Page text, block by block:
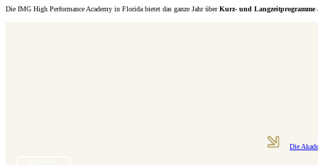
Die IMG High Performance Academy in Florida bietet das ganze Jahr überKurz- und Langzeitprogramme
Die